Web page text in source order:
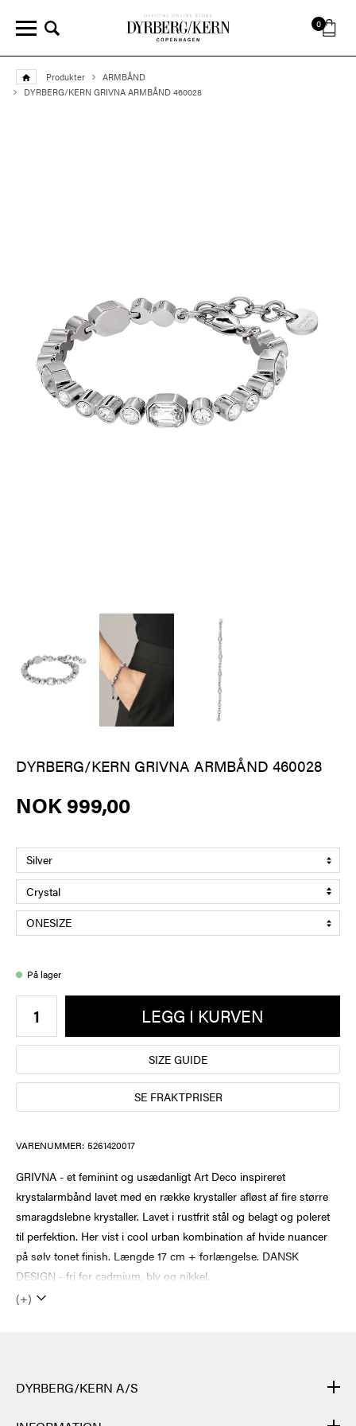
0
Produkter
ARMBÅND
DYRBERG/KERN GRIVNA ARMBÅND 460028
DYRBERG/KERN GRIVNA ARMBÅND 460028
NOK 999,00
På lager
LEGG I KURVEN
SIZE GUIDE
SE FRAKTPRISER
VARENUMMER: 5261420017
GRIVNA - et feminint og usædanligt Art Deco inspireret
krystalarmbånd lavet med en række krystaller afløst af fire større
smaragdslebne krystaller. Lavet i rustfrit stål og belagt og poleret
til perfektion. Her vist i cool urban kombination af hvide nuancer
på sølv tonet finish. Længde 17 cm + forlængelse. DANSK
DESIGN - fri for cadmium, bly og nikkel.
(+)
DYRBERG/KERN A/S
DYRBERG/KERNs produkter er håndlagde og gjennomgår mange